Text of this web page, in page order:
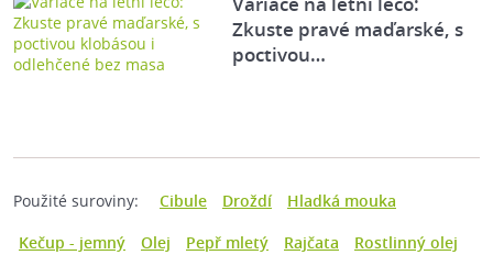
Zkuste pravé maďarské, s
poctivou…
Použité suroviny: Cibule Droždí
Hladká mouka
Kečup - jemný
Olej Pepř mletý Rajčata
Rostlinný olej